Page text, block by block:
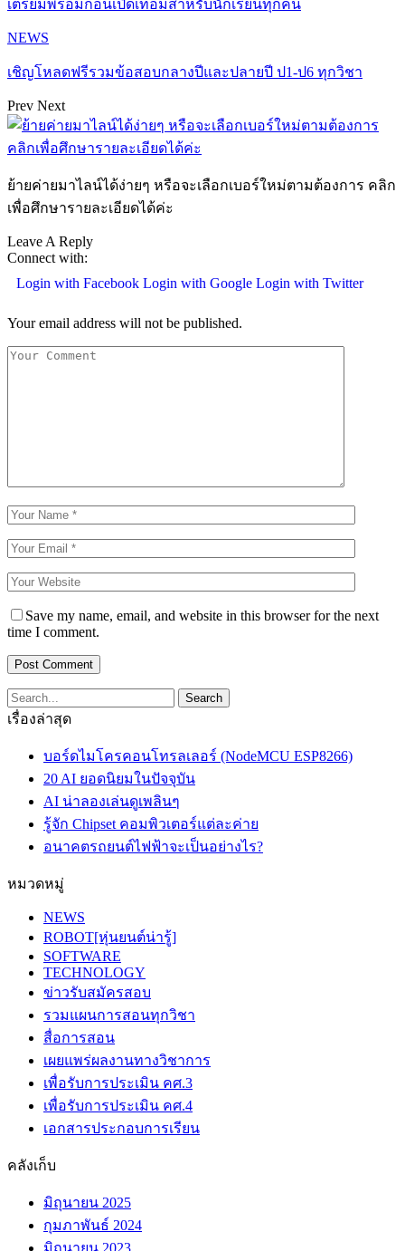
เตรียมพร้อมก่อนเปิดเทอมสำหรับนักเรียนทุกคน
NEWS
เชิญโหลดฟรีรวมข้อสอบกลางปีและปลายปี ป1-ป6 ทุกวิชา
Prev Next
ย้ายค่ายมาไลน์ได้ง่ายๆ หรือจะเลือกเบอร์ใหม่ตามต้องการ คลิก
เพื่อศึกษารายละเอียดได้ค่ะ
Leave A Reply
Connect with:
Login with Facebook Login with Google Login with Twitter
Your email address will not be published.
Save my name, email, and website in this browser for the next
time I comment.
เรื่องล่าสุด
บอร์ดไมโครคอนโทรลเลอร์ (NodeMCU ESP8266)
20 AI ยอดนิยมในปัจจุบัน
AI น่าลองเล่นดูเพลินๆ
รู้จัก Chipset คอมพิวเตอร์แต่ละค่าย
อนาคตรถยนต์ไฟฟ้าจะเป็นอย่างไร?
หมวดหมู่
NEWS
ROBOT[หุ่นยนต์น่ารู้]
SOFTWARE
TECHNOLOGY
ข่าวรับสมัครสอบ
รวมแผนการสอนทุกวิชา
สื่อการสอน
เผยแพร่ผลงานทางวิชาการ
เพื่อรับการประเมิน คศ.3
เพื่อรับการประเมิน คศ.4
เอกสารประกอบการเรียน
คลังเก็บ
มิถุนายน 2025
กุมภาพันธ์ 2024
มิถุนายน 2023